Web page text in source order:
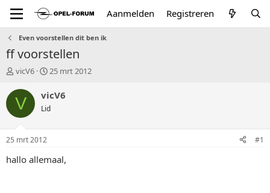
Aanmelden Registreren
Even voorstellen dit ben ik
ff voorstellen
T
p
i
a
r
vicV6
S
a
r
t
u
25 mrt 2012
V vicV6
Lid
25 mrt 2012 #1
hallo allemaal,